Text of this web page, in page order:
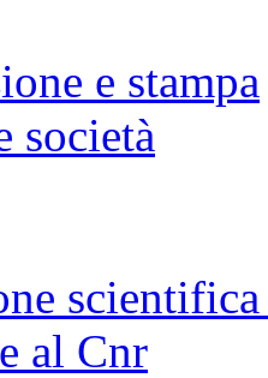
e stampa
società
al Cnr